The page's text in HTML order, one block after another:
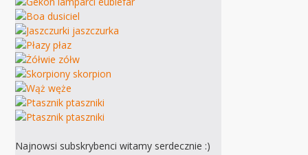
Najnowsi subskrybenci witamy serdecznie :)